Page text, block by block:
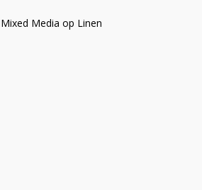
Mixed Media op Linen